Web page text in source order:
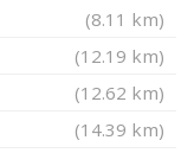
(8.11 km)
(12.19 km)
(12.62 km)
(14.39 km)